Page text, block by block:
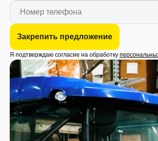
Закрепить предложение
Я подтверждаю согласие на обработку